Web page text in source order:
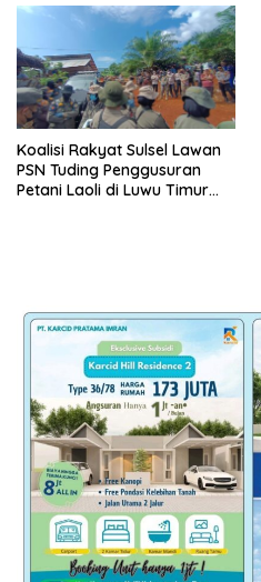
Koalisi Rakyat Sulsel Lawan
PSN Tuding Penggusuran
Petani Laoli di Luwu Timur